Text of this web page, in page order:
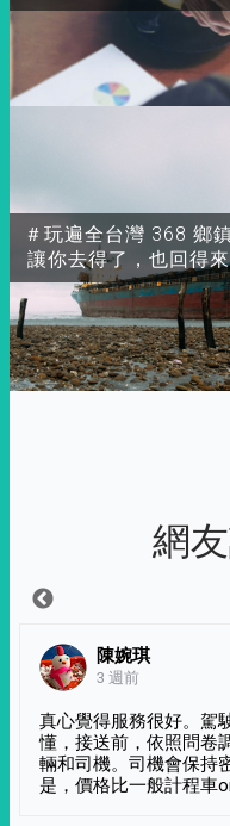
＃玩遍全台灣 368 鄉鎮
讓你去得了，也回得
網
陳婉琪
3 週前
真心覺得服務很好。駕
懂，接送前，依照問卷
輛和司機。司機會保持
是，價格比一般計程車